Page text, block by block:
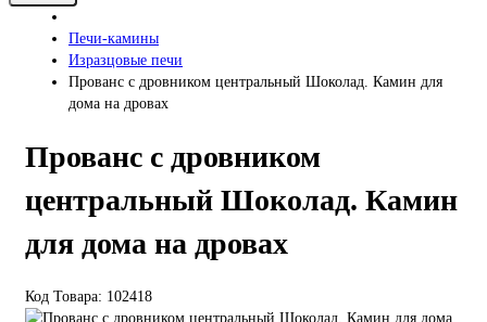
Печи-камины
Изразцовые печи
Прованс с дровником центральный Шоколад. Камин для
дома на дровах
Прованс с дровником
центральный Шоколад. Камин
для дома на дровах
Код Товара: 102418